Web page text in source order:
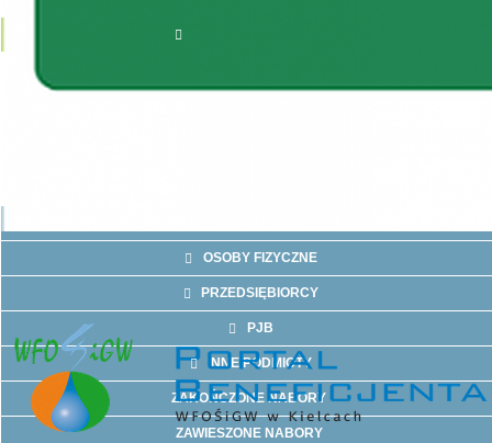
OSOBY FIZYCZNE
PRZEDSIĘBIORCY
PJB
INNE PODMIOTY
ZAKOŃCZONE NABORY
ZAWIESZONE NABORY